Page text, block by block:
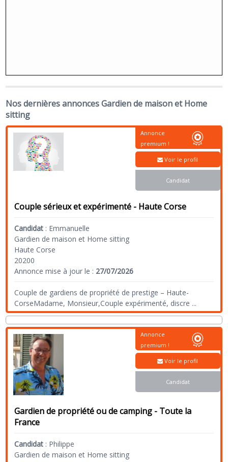
Nos dernières annonces Gardien de maison et Home
sitting
Couple sérieux et expérimenté - Haute Corse
Candidat : Emmanuelle
Gardien de maison et Home sitting
Haute Corse
20200
Annonce mise à jour le : 27/07/2026
Couple de gardiens de propriété de prestige – Haute-
CorseMadame, Monsieur,Couple expérimenté, discre ...
Annonce
premium !
Voir le profil
Candidat
Gardien de propriété ou de camping - Toute la
France
Candidat : Philippe
Gardien de maison et Home sitting
Annonce
premium !
Voir le profil
Candidat